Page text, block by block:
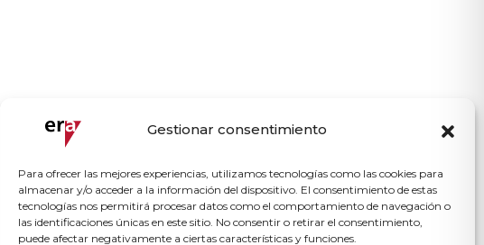
Gestionar consentimiento
Para ofrecer las mejores experiencias, utilizamos tecnologías como las cookies para
almacenar y/o acceder a la información del dispositivo. El consentimiento de estas
tecnologías nos permitirá procesar datos como el comportamiento de navegación o
las identificaciones únicas en este sitio. No consentir o retirar el consentimiento,
puede afectar negativamente a ciertas características y funciones.